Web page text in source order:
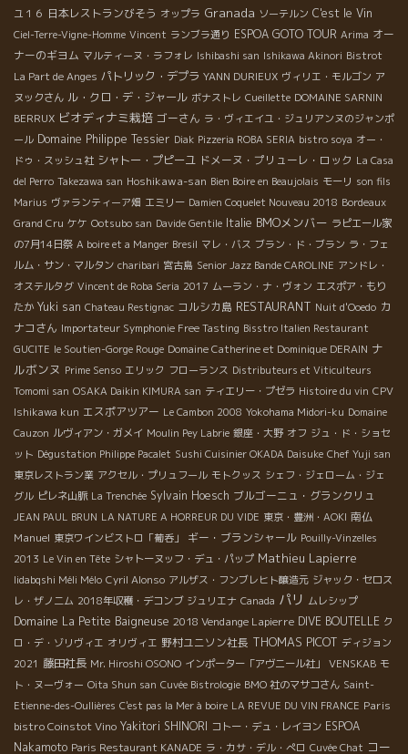
ユ１６ 日本レストランびそう オップラ Granada ソーテルン C'est le Vin
Ciel-Terre-Vigne-Homme Vincent ランブラ通り ESPOA GOTO TOUR Arima オー
ナーのギヨム マルティーヌ・ラフォレ Ishibashi san Ishikawa Akinori Bistrot
La Part de Anges パトリック・デプラ YANN DURIEUX ヴィリエ・モルゴン ア
ヌックさん ル・クロ・デ・ジャール ボナストレ Cueillette DOMAINE SARNIN
BERRUX ビオディナミ栽培 ゴーさん ラ・ヴィエイユ・ジュリアンヌのジャンポ
ール Domaine Philippe Tessier Diak Pizzeria ROBA SERIA bistro soya オー・
ドゥ・スッシュ社 シャトー・プピーユ ドメーヌ・プリューレ・ロック La Casa
del Perro Takezawa san Hoshikawa-san Bien Boire en Beaujolais モーリ son fils
Marius ヴァランティーア畑 エミリー Damien Coquelet Nouveau 2018 Bordeaux
Grand Cru ケケ Ootsubo san Davide Gentile Italie BMOメンバー ラピエール家
の7月14日祭 A boire et a Manger Bresil マレ・バス ブラン・ド・ブラン ラ・フェ
ルム・サン・マルタン charibari 宮古島 Senior Jazz Bande CAROLINE アンドレ・
オステルタグ Vincent de Roba Seria 2017 ムーラン・ナ・ヴォン エスポア・もり
たか Yuki san Chateau Restignac コルシカ島 RESTAURANT Nuit d'Ooedo カ
ナコさん Importateur Symphonie Free Tasting Bisstro Italien Restaurant
GUCITE le Soutien-Gorge Rouge Domaine Catherine et Dominique DERAIN ナ
ルボンヌ Prime Senso エリック フローランス Distributeurs et Viticulteurs
Tomomi san OSAKA Daikin KIMURA san ティエリー・プゼラ Histoire du vin CPV
Ishikawa kun エスポアツアー Le Cambon 2008 Yokohama Midori-ku Domaine
Cauzon ルヴィアン・ガメイ Moulin Pey Labrie 銀座・大野 オフ ジュ・ド・ショセ
ット Dégustation Philippe Pacalet Sushi Cuisinier OKADA Daisuke Chef Yuji san
東京レストラン業 アクセル・プリュフール モトクッス シェフ・ジェローム・ジェ
グル ピレネ山脈 La Trenchée Sylvain Hoesch ブルゴーニュ・グランクリュ
JEAN PAUL BRUN LA NATURE A HORREUR DU VIDE 東京・豊洲・AOKI 南仏
Manuel 東京ワインビストロ「葡呑」 ギー・ブランシャール Pouilly-Vinzelles
2013 Le Vin en Tête シャトーヌッフ・デュ・パップ Mathieu Lapierre
Iidabqshi Méli Mélo Cyril Alonso アルザス・フンブレヒト醸造元 ジャック・セロス
レ・ザノ二ム 2018年収穫・デコンブ ジュリエナ Canada パリ ムレシップ
Domaine La Petite Baigneuse 2018 Vendange Lapierre DIVE BOUTELLE ク
ロ・デ・ゾリヴィエ オリヴィエ 野村ユニソン社長 THOMAS PICOT ディジョン
2021 藤田社長 Mr. Hiroshi OSONO インポーター「アヴニール社」 VENSKAB モ
ト・ヌーヴォー Oita Shun san Cuvée Bistrologie BMO 社のマサコさん Saint-
Etienne-des-Oullières C'est pas la Mer à boire LA REVUE DU VIN FRANCE Paris
bistro Coinstot Vino Yakitori SHINORI コトー・デュ・レイヨン ESPOA
Nakamoto Paris Restaurant KANADE ラ・カサ・デル・ぺロ Cuvée Chat コー